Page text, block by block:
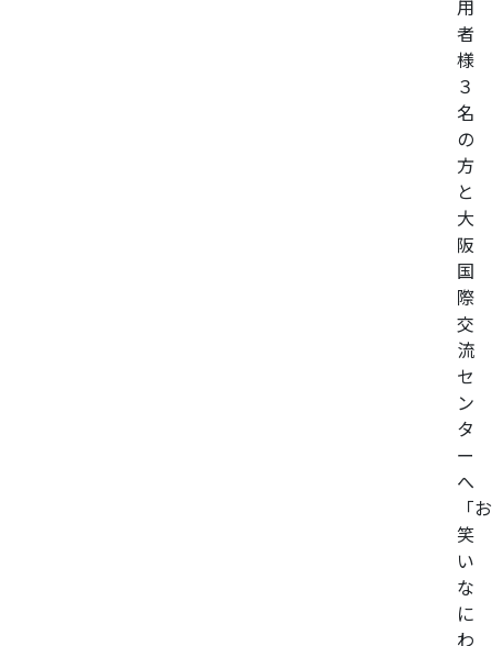
用
者
様
３
名
の
方
と
大
阪
国
際
交
流
セ
ン
タ
ー
へ
「お
笑
い
な
に
わ